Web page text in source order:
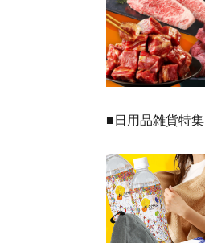
■日用品雑貨特集